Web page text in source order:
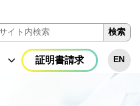
検索
expand_more 証明書請求 EN